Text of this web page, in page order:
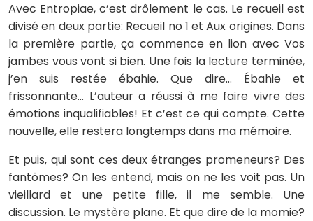
Avec Entropiae, c’est drôlement le cas. Le recueil est
divisé en deux partie: Recueil no 1 et Aux origines. Dans
la première partie, ça commence en lion avec Vos
jambes vous vont si bien. Une fois la lecture terminée,
j’en suis restée ébahie. Que dire… Ébahie et
frissonnante… L’auteur a réussi à me faire vivre des
émotions inqualifiables! Et c’est ce qui compte. Cette
nouvelle, elle restera longtemps dans ma mémoire.
Et puis, qui sont ces deux étranges promeneurs? Des
fantômes? On les entend, mais on ne les voit pas. Un
vieillard et une petite fille, il me semble. Une
discussion. Le mystère plane. Et que dire de la momie?